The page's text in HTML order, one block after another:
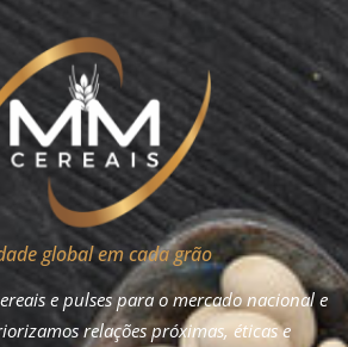
global em cada grão
e pulses para o mercado nacional e
relações próximas, éticas e